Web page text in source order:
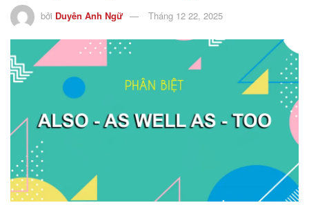
bởi Duyên Anh Ngữ Tháng 12 22, 2025